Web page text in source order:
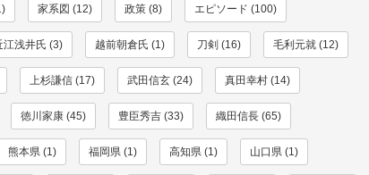
家系図 (12) 政策 (8) エピソード (100)
江浅井氏 (3) 越前朝倉氏 (1) 刀剣 (16) 毛利元就 (12)
上杉謙信 (17) 武田信玄 (24) 真田幸村 (14)
徳川家康 (45) 豊臣秀吉 (33) 織田信長 (65)
熊本県 (1) 福岡県 (1) 高知県 (1) 山口県 (1)